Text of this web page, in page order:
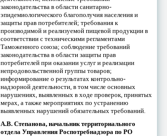
законодательства в области санитарно-
эпидемиологического благополучия населения и
защиты прав потребителей; требования к
производимой и реализуемой пищевой продукции в
соответствии с техническими регламентами
Таможенного союза; соблюдение требований
законодательства в области защиты прав
потребителей при оказании услуг и реализации
непродовольственной группы товаров;
информирование о результатах контрольно-
надзорной деятельности, в том числе основных
нарушениях, выявленных в ходе проверок, принятых
мерах, а также мероприятиях по устранению
выявленных нарушений обязательных требований.
А.В. Степанова, начальник территориального
отдела Управления Роспотребнадзора по РО